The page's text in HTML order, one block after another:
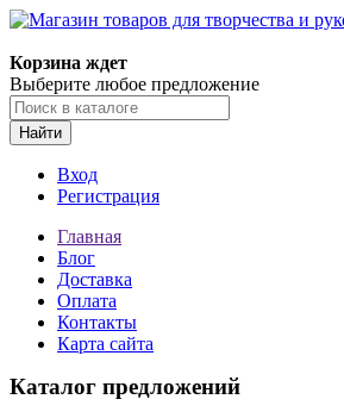
Корзина ждет
Выберите любое предложение
Найти
Вход
Регистрация
Главная
Блог
Доставка
Оплата
Контакты
Карта сайта
Каталог предложений